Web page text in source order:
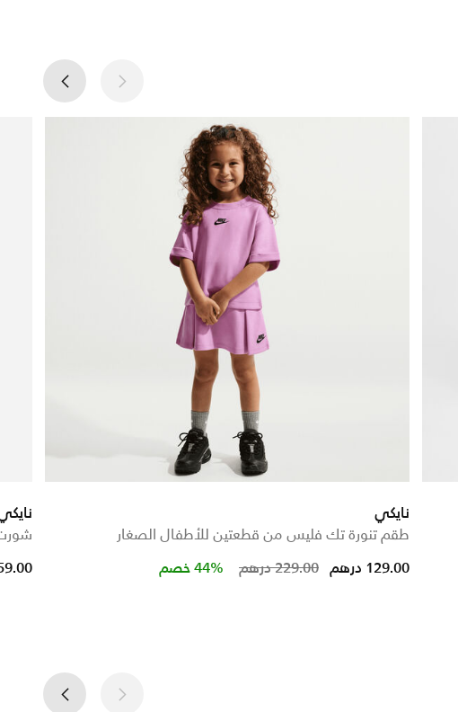
نايكي
طقم تنورة تك فليس من قطعتين للأطفال الصغار
Price reduced from
229.00 درهم
to 129.00 درهم 44% خصم
from
59.00